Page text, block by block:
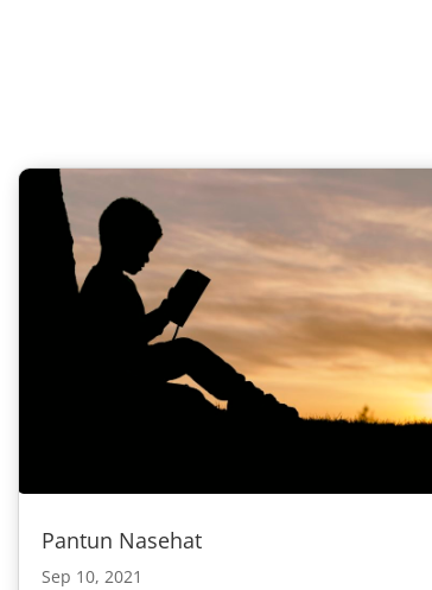
Pantun Nasehat
Sep 10, 2021